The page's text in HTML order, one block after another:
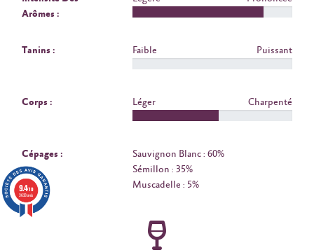
Arômes :
Tanins : Faible Puissant
Corps : Léger Charpenté
Cépages :
Sauvignon Blanc : 60%
Sémillon : 35%
Muscadelle : 5%
9.4/10
3638 avis